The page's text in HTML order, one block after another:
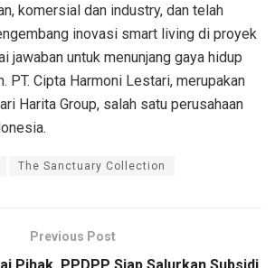
komersial dan industry, dan telah
inovasi smart living di proyek
jawaban untuk menunjang gaya hidup
PT. Cipta Harmoni Lestari, merupakan
Harita Group, salah satu perusahaan
The Sanctuary Collection
Previous Post